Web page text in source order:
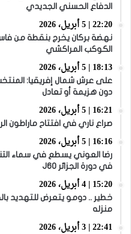
الدفاع الحسني الجديدي
22:20 | 5 أبريل، 2026
نهضة بركان يخرج بنقطة من
الكوكب المراكشي
18:13 | 5 أبريل، 2026
دون هزيمة أو تعادل
16:21 | 5 أبريل، 2026
صراع ناري في افتتاح ماراطون
16:16 | 5 أبريل، 2026
رضا العوني يسطع في سماء
في دورة الجزائر J60
15:20 | 4 أبريل، 2026
خطير .. دومو يتعرض للتهديد
منزله
22:41 | 3 أبريل، 2026